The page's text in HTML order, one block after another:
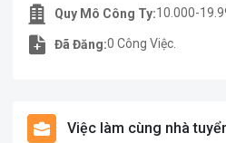
Quy Mô Công Ty:10.000-
Đã Đăng:0 Công Việc.
Việc làm cùng nhà